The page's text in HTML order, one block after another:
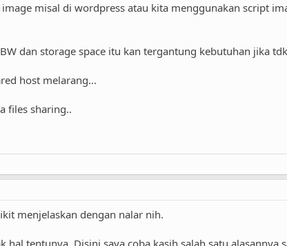
misal di wordpress atau kita menggunakan script
dan storage space itu kan tergantung kebutuhan jika
host melarang...
files sharing..
menjelaskan dengan nalar nih.
hal tentunya. Disini saya coba kasih salah satu